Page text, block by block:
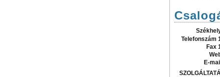
Telefonszám
Fax
E-